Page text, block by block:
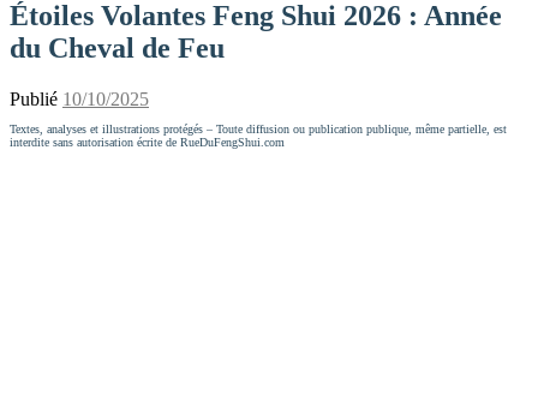
Étoiles Volantes Feng Shui 2026 : Année
du Cheval de Feu
Publié 10/10/2025
Textes, analyses et illustrations protégés – Toute diffusion ou publication publique, même partielle, est
interdite sans autorisation écrite de RueDuFengShui.com